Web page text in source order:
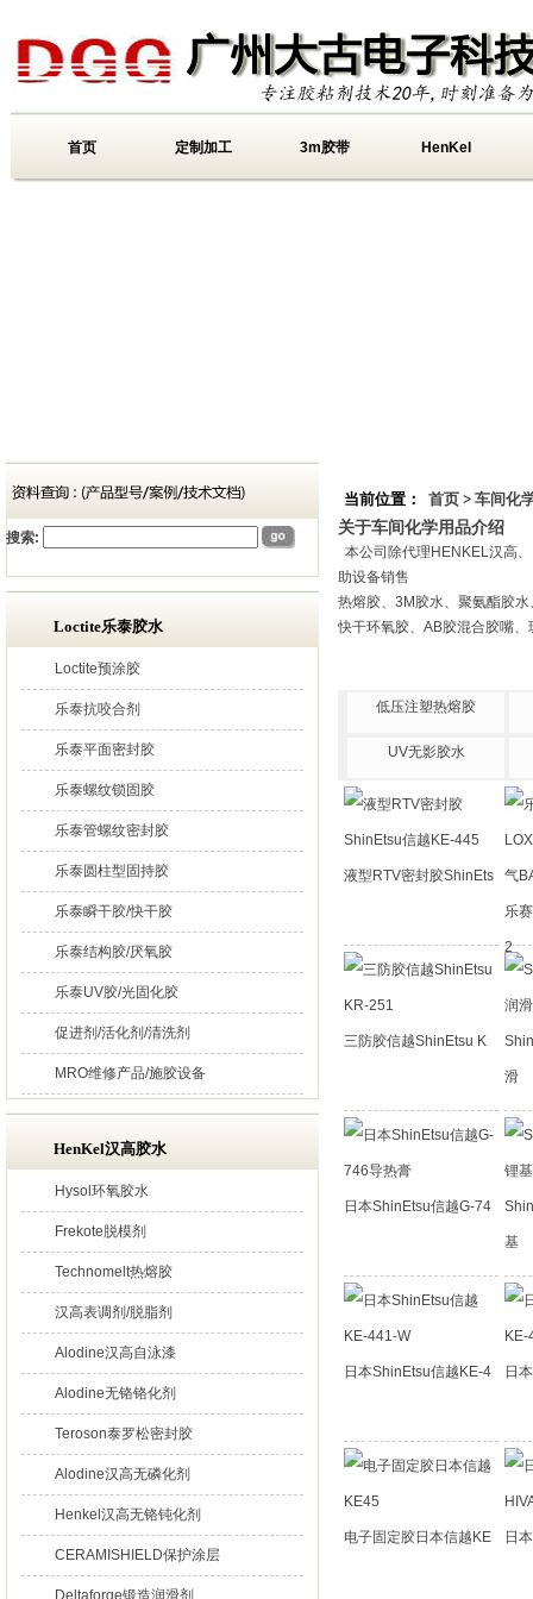
首页 定制加工 3m胶带 HenKel
搜索:
Loctite乐泰胶水
Loctite预涂胶
乐泰抗咬合剂
乐泰平面密封胶
乐泰螺纹锁固胶
乐泰管螺纹密封胶
乐泰圆柱型固持胶
乐泰瞬干胶/快干胶
乐泰结构胶/厌氧胶
乐泰UV胶/光固化胶
促进剂/活化剂/清洗剂
MRO维修产品/施胶设备
HenKel汉高胶水
Hysol环氧胶水
Frekote脱模剂
Technomelt热熔胶
汉高表调剂/脱脂剂
Alodine汉高自泳漆
Alodine无铬铬化剂
Teroson泰罗松密封胶
Alodine汉高无磷化剂
Henkel汉高无铬钝化剂
CERAMISHIELD保护涂层
Deltaforge锻造润滑剂
当前位置： 首页 > 车间化
关于车间化学用品介绍
本公司除代理HENKEL汉高
助设备销售
热熔胶、3M胶水、聚氨酯胶
快干环氧胶、AB胶混合胶嘴
低压注塑热熔胶
UV无影胶水
液型RTV密封胶ShinEts
乐
2
三防胶信越ShinEtsu K
滑
日本ShinEtsu信越G-74
基
日本ShinEtsu信越KE-4 日
电子固定胶日本信越KE 日